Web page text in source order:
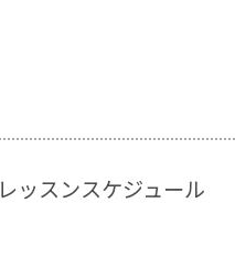
レッスンスケジュール